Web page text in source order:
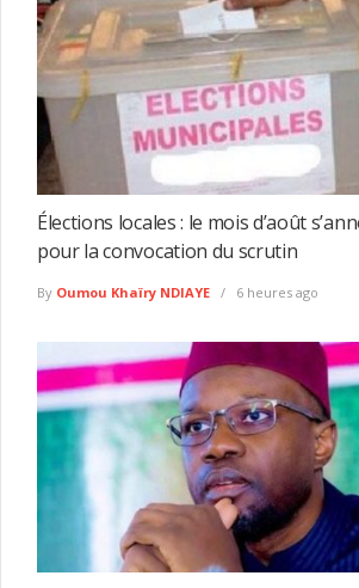
Élections locales : le mois d’août
pour la convocation du scrutin
By Oumou Khaïry NDIAYE 6 heures ago